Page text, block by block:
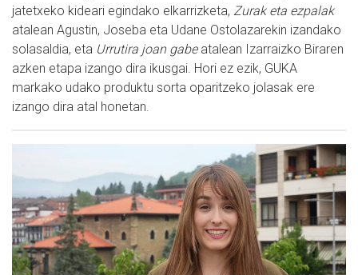
jatetxeko kideari egindako elkarrizketa, Zurak eta ezpalak
atalean Agustin, Joseba eta Udane Ostolazarekin izandako
solasaldia, eta Urrutira joan gabeatalean Izarraizko Biraren
azken etapa izango dira ikusgai. Hori ez ezik, GUKA
markako udako produktu sorta oparitzeko jolasak ere
izango dira atal honetan.